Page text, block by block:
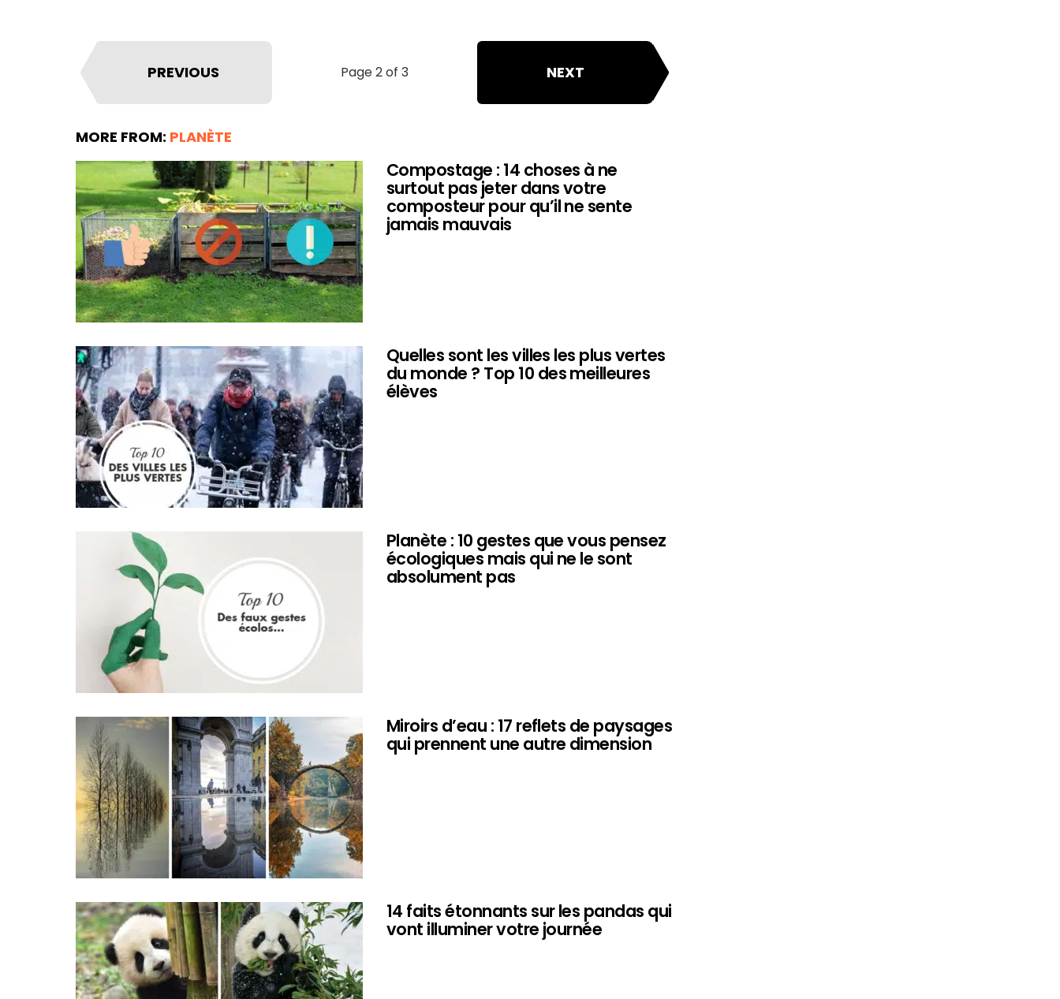
Page 2 of 3
PREVIOUS NEXT
MORE FROM: PLANÈTE
Compostage : 14 choses à ne
surtout pas jeter dans votre
composteur pour qu’il ne sente
jamais mauvais
Quelles sont les villes les plus vertes
du monde ? Top 10 des meilleures
élèves
Planète : 10 gestes que vous pensez
écologiques mais qui ne le sont
absolument pas
Miroirs d’eau : 17 reflets de paysages
qui prennent une autre dimension
14 faits étonnants sur les pandas qui
vont illuminer votre journée